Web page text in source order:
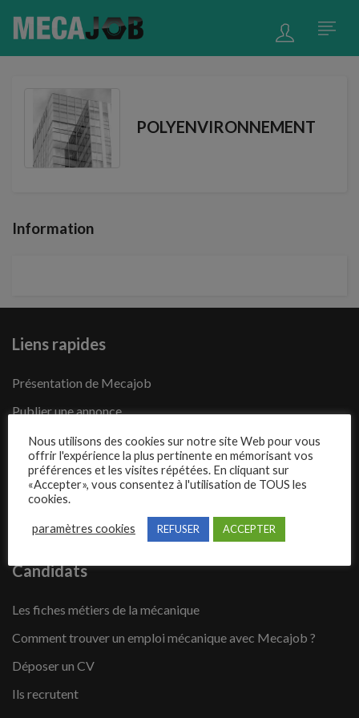
POLYENVIRONNEMENT
Information
Liens rapides
Présentation de Mecajob
Publier une annonce
Offres d’emploi
Questions fréquentes
Blog
Contact
Candidats
Les fiches métiers de la mécanique
Comment trouver un emploi mécanique avec Mecajob ?
Déposer un CV
Ils recrutent
Nous utilisons des cookies sur notre site Web pour vous
offrir l'expérience la plus pertinente en mémorisant vos
préférences et les visites répétées. En cliquant sur
«Accepter», vous consentez à l'utilisation de TOUS les
cookies.
paramètres cookies REFUSER ACCEPTER